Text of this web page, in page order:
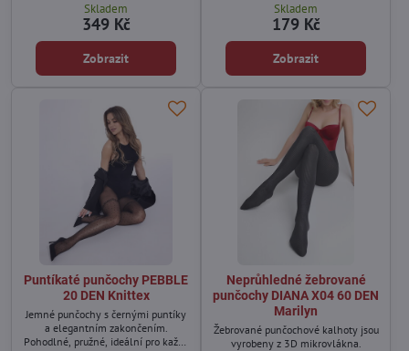
Skladem
349 Kč
Zobrazit
Skladem
179 Kč
Zobrazit
Puntíkaté punčochy PEBBLE
20 DEN Knittex
Jemné punčochy s černými puntíky
a elegantním zakončením.
Pohodlné, pružné, ideální pro každý
Neprůhledné žebrované
punčochy DIANA X04 60 DEN
Marilyn
Žebrované punčochové kalhoty jsou
vyrobeny z 3D mikrovlákna.